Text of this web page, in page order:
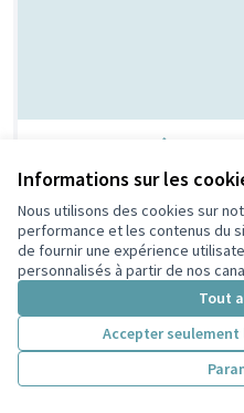
Informations sur les
Nous utilisons des cookies sur
performance et les contenus du
de fournir une expérience
personnalisés à partir de nos
Tout
Accepter
Un repair café !
Bertrand
6 9